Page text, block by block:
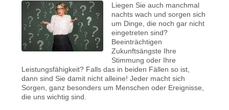
Liegen Sie auch manchmal
nachts wach und sorgen sich
um Dinge, die noch gar nicht
eingetreten sind?
Beeinträchtigen
Zukunftsängste Ihre
Stimmung oder Ihre
Leistungsfähigkeit? Falls das in beiden Fällen so ist,
dann sind Sie damit nicht alleine! Jeder macht sich
Sorgen, ganz besonders um Menschen oder Ereignisse,
die uns wichtig sind.